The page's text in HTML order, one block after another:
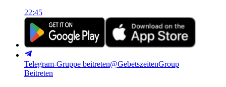
22:45
Telegram-Gruppe beitreten@GebetszeitenGroup
Beitreten